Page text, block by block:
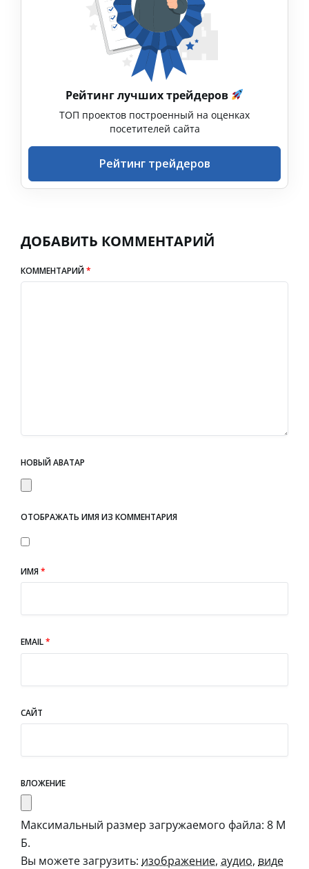
Рейтинг лучших трейдеров
ТОП проектов построенный на оценках
посетителей сайта
Рейтинг трейдеров
ДОБАВИТЬ КОММЕНТАРИЙ
КОММЕНТАРИЙ*
НОВЫЙ АВАТАР
ОТОБРАЖАТЬ ИМЯ ИЗ КОММЕНТАРИЯ
ИМЯ*
EMAIL*
САЙТ
ВЛОЖЕНИЕ
Максимальный размер загружаемого файла: 8 М
Б.
Вы можете загрузить: изображение, аудио, виде